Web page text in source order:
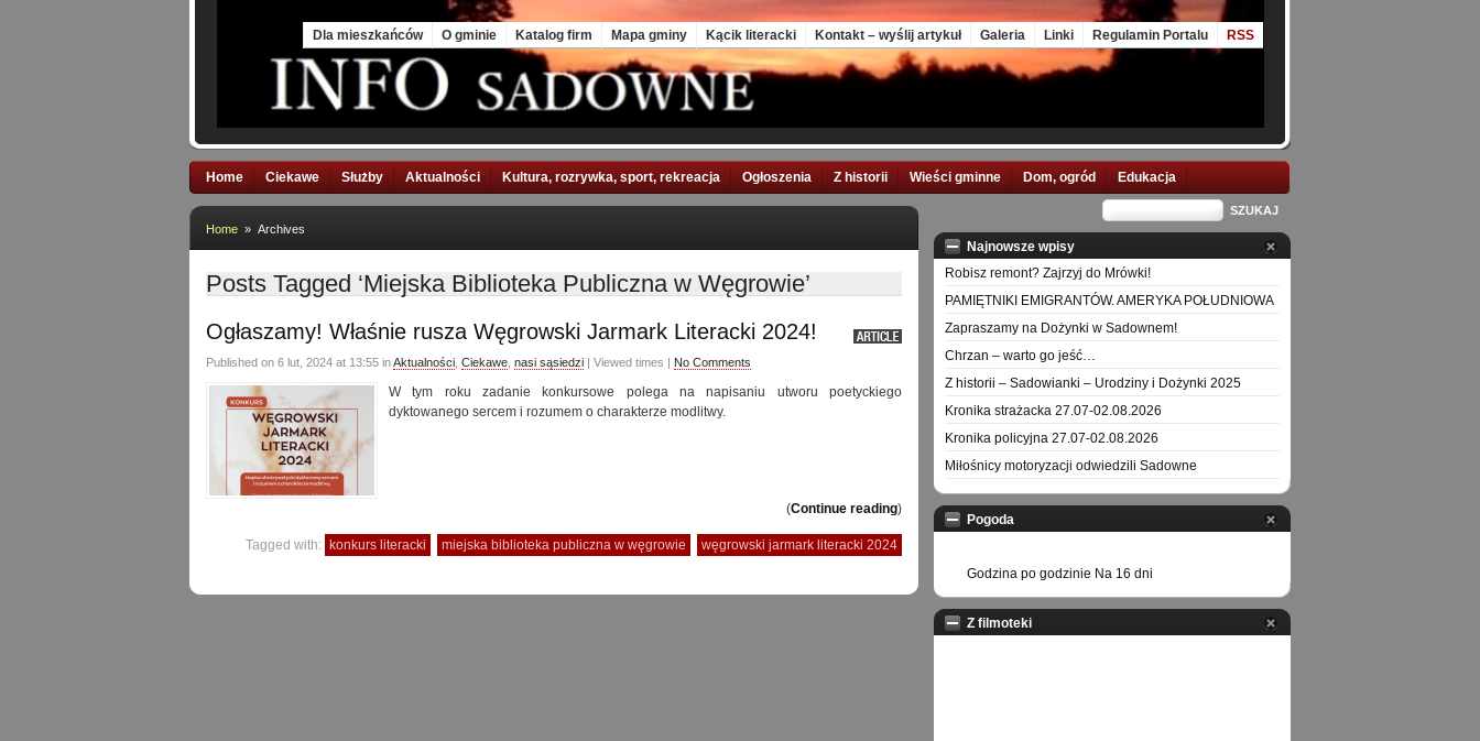
Dla mieszkańców O gminie Katalog firm Mapa gminy Kącik literacki Kontakt – wyślij artykuł Galeria Linki Regulamin Portalu RSS
Home Ciekawe Służby Aktualności Kultura, rozrywka, sport, rekreacja Ogłoszenia Z historii Wieści gminne Dom, ogród Edukacja
Home » Archives
Posts Tagged ‘Miejska Biblioteka Publiczna w Węgrowie’
Ogłaszamy! Właśnie rusza Węgrowski Jarmark Literacki 2024!
Published on 6 lut, 2024 at 13:55 inAktualności Ciekawe nasi sąsiedzi | Viewed times | No Comments
W tym roku zadanie konkursowe polega na napisaniu utworu poetyckiego
dyktowanego sercem i rozumem o charakterze modlitwy.
(Continue reading)
Tagged with: konkurs literacki miejska biblioteka publiczna w węgrowie węgrowski jarmark literacki 2024
Najnowsze wpisy
Robisz remont? Zajrzyj do Mrówki!
PAMIĘTNIKI EMIGRANTÓW. AMERYKA POŁUDNIOWA
Zapraszamy na Dożynki w Sadownem!
Chrzan – warto go jeść…
Z historii – Sadowianki – Urodziny i Dożynki 2025
Kronika strażacka 27.07-02.08.2026
Kronika policyjna 27.07-02.08.2026
Miłośnicy motoryzacji odwiedzili Sadowne
Pogoda
Godzina po godzinie Na 16 dni
Z filmoteki